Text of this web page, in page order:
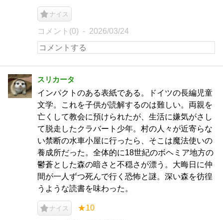
ナイス
コメント(0) 2026/03/24
スリカータ
インパクトのある表紙である。ドイツの長編児童
文学。これを子供が読解するのは難しい。両親を
亡くして教会に預けられたが、生活に嫌気がさし
て脱走したクラバート少年。村の人々が近寄らな
い禁断の水車小屋に行ったら、そこは魔法使いの
養成所だった。全体的に18世紀のボヘミア地方の
鬱蒼とした森の暗さと不穏さが漂う。大晦日に仲
間が一人ずつ死んで行く恐怖と謎。深い森を彷徨
うような読書を味わった。
ナイス ★10